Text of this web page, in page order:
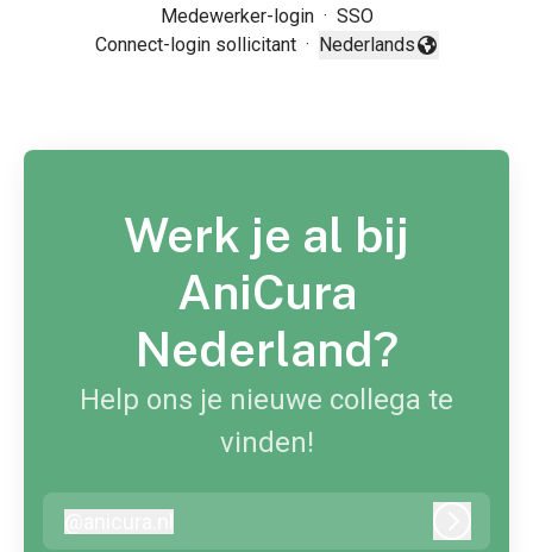
Medewerker-login · SSO
Connect-login sollicitant ·
Taal wijzigen
Nederlands
Werk je al bij
AniCura
Nederland?
Help ons je nieuwe collega te
vinden!
anicura.nl